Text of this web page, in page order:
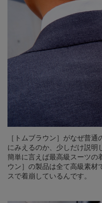
［トムブラウン］がなぜ普
にみえるのか、少しだけ説明
簡単に言えば最高級スーツの
ウン］の製品は全て高級素材
スで着崩しているんです。